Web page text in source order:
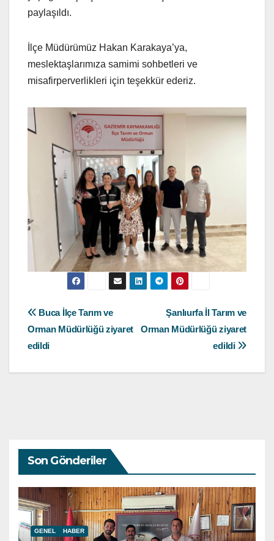
paylaşıldı.
İlçe Müdürümüz Hakan Karakaya’ya,
meslektaşlarımıza samimi sohbetleri ve
misafirperverlikleri için teşekkür ederiz.
Yazı
gezinmesi
Şanlıurfa İl Tarım ve
Orman Müdürlüğü ziyaret
edildi
Buca İlçe Tarım ve
Orman Müdürlüğü ziyaret
edildi
Son Gönderiler
GENEL HABER